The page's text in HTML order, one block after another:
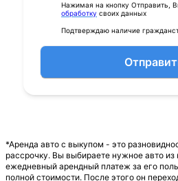
Нажимая на кнопку Отправить,
обработку своих данных
Подтверждаю наличие
*Аренда авто с выкупом - это
рассрочку. Вы выбираете нужное авто из
ежедневный арендный платеж за его
полной стоимости. После этого он